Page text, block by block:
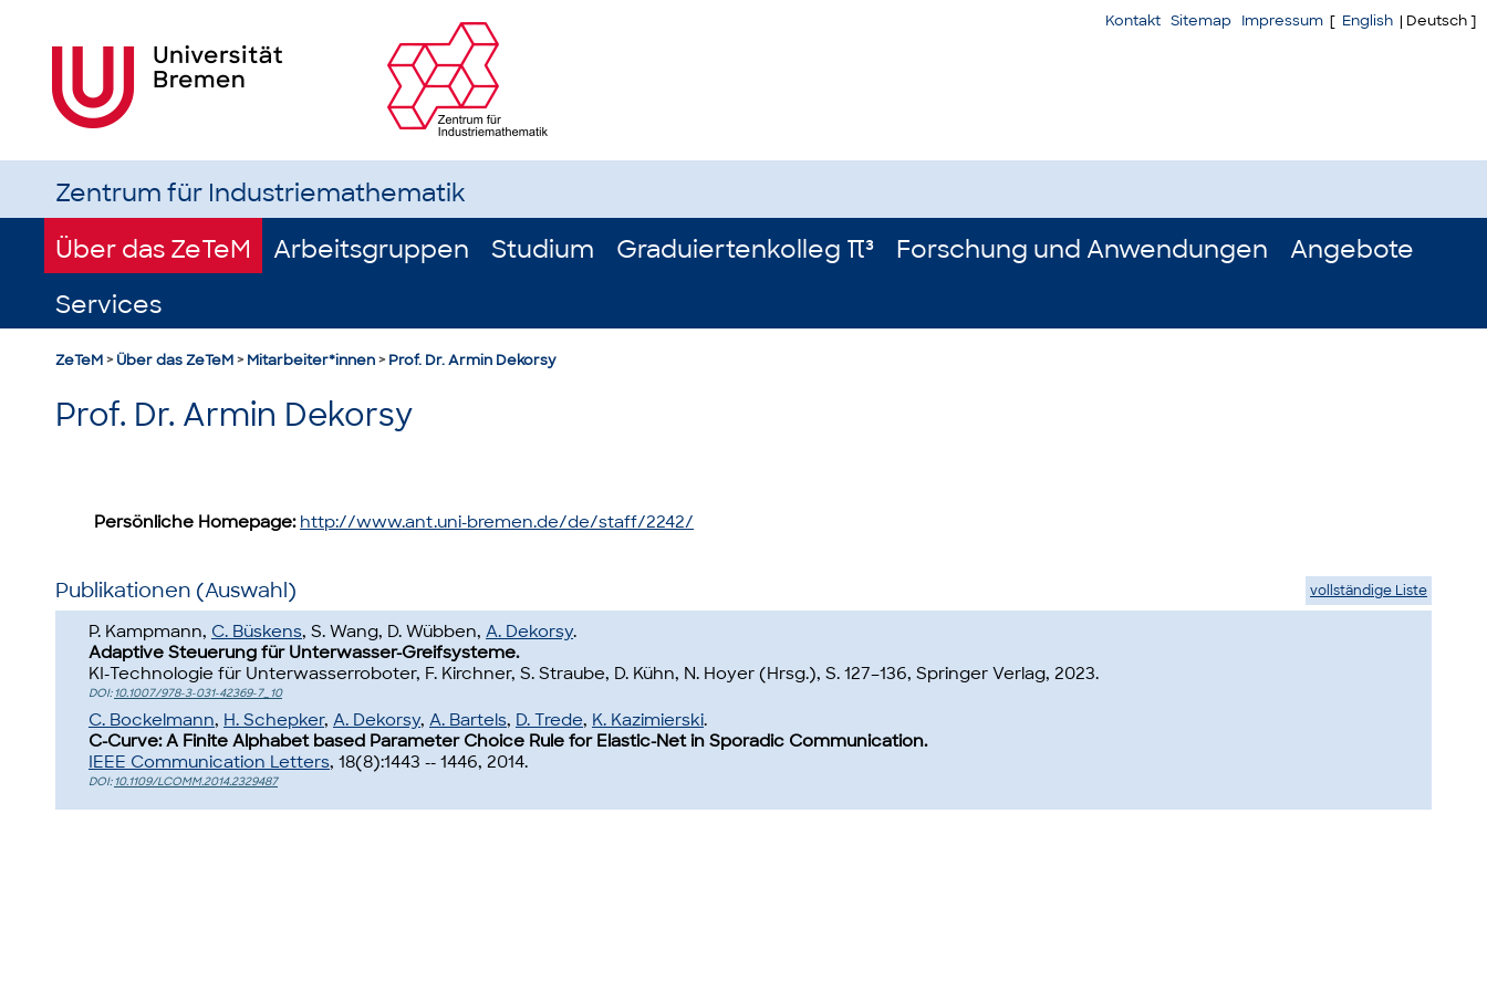
Zentrum für Industriemathematik
Über das ZeTeM
Arbeitsgruppen Studium Graduiertenkolleg π³ Forschung und Anwendungen
Angebote
Services
ZeTeM> Über das ZeTeM> Mitarbeiter*innen> Prof. Dr. Armin Dekorsy
Kontakt Sitemap Impressum [ English | Deutsch ]
Prof. Dr. Armin Dekorsy
Persönliche Homepage: http://www.ant.uni-bremen.de/de/staff/2242/
Publikationen (Auswahl) vollständige Liste
P. Kampmann, C. Büskens, S. Wang, D. Wübben, A. Dekorsy.
Adaptive Steuerung für Unterwasser-Greifsysteme.
KI-Technologie für Unterwasserroboter, F. Kirchner, S. Straube, D. Kühn, N. Hoyer (Hrsg.), S. 127–136, Springer Verlag, 2023.
DOI: 10.1007/978-3-031-42369-7_10
C. Bockelmann, H. Schepker, A. Dekorsy, A. Bartels, D. Trede, K. Kazimierski.
C-Curve: A Finite Alphabet based Parameter Choice Rule for Elastic-Net in Sporadic Communication.
IEEE Communication Letters, 18(8):1443 -- 1446, 2014.
DOI: 10.1109/LCOMM.2014.2329487